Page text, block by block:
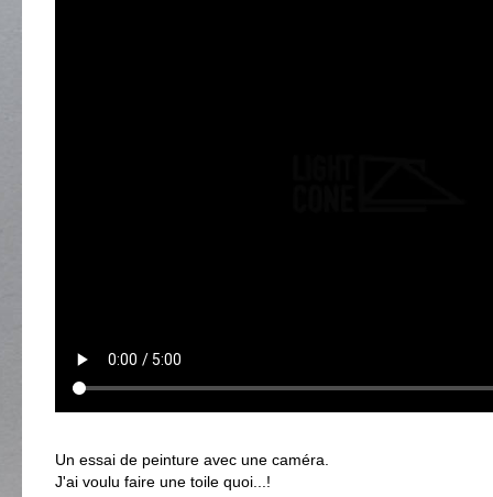
Un essai de peinture avec une caméra.
J'ai voulu faire une toile quoi...!